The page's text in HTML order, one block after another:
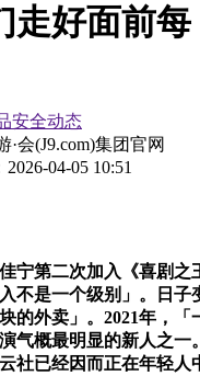
走好面前每
安全动态
·会(J9.com)集团官网
2026-04-05 10:51
第二次加入《喜剧之
不是一个级别」。日子
的外卖」。2021年，「
气概最明显的新人之一
社已经因而正在年轻人